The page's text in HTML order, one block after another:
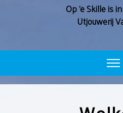
Op ’e Skille is
Utjouwerij